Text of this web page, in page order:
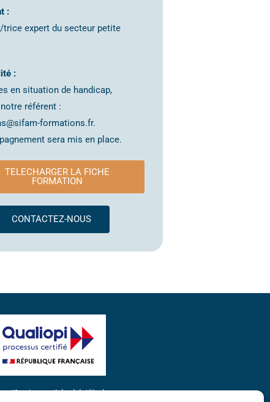
:
trice expert du secteur petite
:
en situation de handicap,
référent :
formations.fr.
sera mis en place.
TELECHARGER LA FICHE
FORMATION
CONTACTEZ-NOUS
qualité a été délivrée